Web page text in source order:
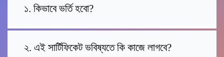
১. কিভাবে ভর্তি হবো?
২. এই সার্টিফিকেট ভবিষ্যতে কি কাজে লাগবে?